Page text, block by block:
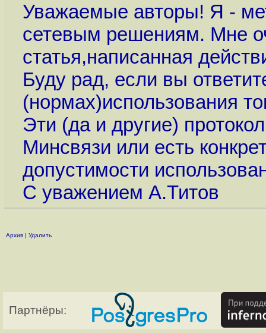
Уважаемые авторы! Я -
сетевым решениям. Мне
статья,написанная
Буду рад, если вы
(нормах)использования
Эти (да и другие)
Минсвязи или есть
допустимости
С уважением А.Титов
Архив | Удалить
Партнёры: